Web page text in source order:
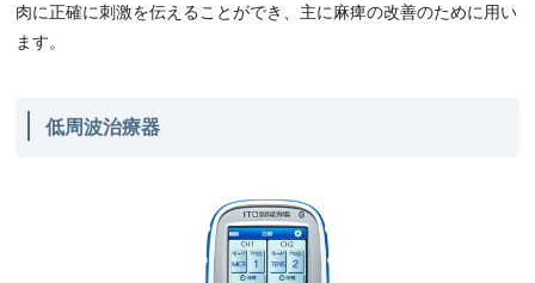
肉に正確に刺激を伝えることができ、主に麻痺の改善のために用い
ます。
低周波治療器